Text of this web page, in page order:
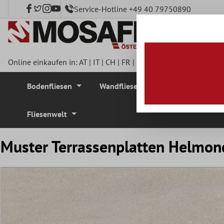
springen Service-Hotline +49 40 79750890
Online einkaufen in:AT| IT| CH | FR |
Bodenfliesen Wandfliesen
Fliesenwelt
Muster Terrassenplatten